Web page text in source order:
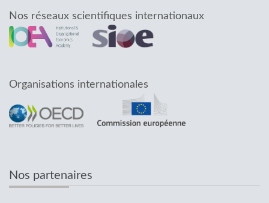
Nos réseaux scientifiques internationaux
Organisations internationales
Nos partenaires